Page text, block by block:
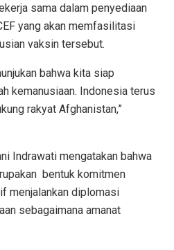
sama dalam penyediaan
yang akan memfasilitasi
vaksin tersebut.
bahwa kita siap
kemanusiaan. Indonesia terus
rakyat Afghanistan,”
Indrawati mengatakan bahwa
bentuk komitmen
menjalankan diplomasi
sebagaimana amanat